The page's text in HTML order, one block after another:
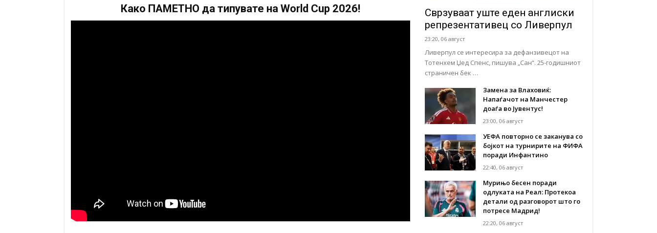
Како ПАМЕТНО да типувате на World Cup 2026!
Сврзуваат уште еден англиски
репрезентативец со Ливерпул
23:20, 06 август
Ливерпул се интересира за дефанзивецот на
Тотенхем Џед Спенс, пишува „Сан“. 25-годишниот
страничен бек …
Замена за Влаховиќ:
Напаѓачот на Манчестер
доаѓа во Јувентус!
23:00, 06 август
УЕФА повторно се заканува со
бојкот на турнирите на ФИФА
поради Инфантино
22:40, 06 август
Мурињо бесен поради
одлуката на Реал: Протекоа
детали од разговорот што го
потресе Мадрид!
22:20, 06 август